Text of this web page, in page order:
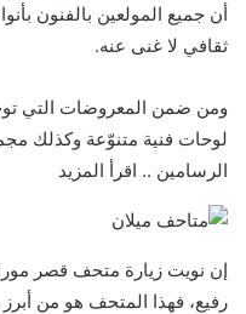
أن جميع المولعين بالفنون
ثقافي لا غنى عنه.
ومن ضمن المعروضات التي
لوحات فنية متنوّعة وكذلك
الرسامين .. اقرأ المزيد
إن نويت زيارة متحف قصر
رفيع، فهذا المتحف هو من